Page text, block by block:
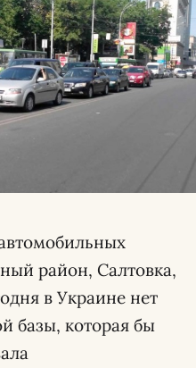
район, Салтовка,
в Украине нет
базы, которая бы